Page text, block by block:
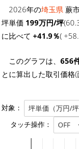
2026年の埼玉県 蕨
坪単価 199万円/坪
に比べて +41.9％(
このグラフは、 656
とに算出した取引価格
対象： 坪単価（万円/坪
タッチ操作： OFF